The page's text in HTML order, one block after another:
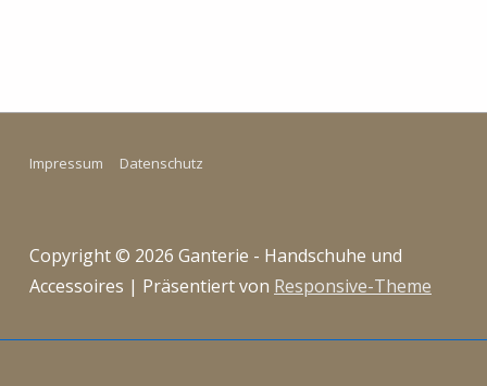
Impressum Datenschutz
Copyright © 2026 Ganterie - Handschuhe und
Accessoires | Präsentiert von Responsive-Theme